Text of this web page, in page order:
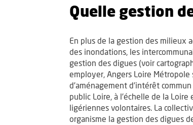
Quelle gestion
En plus de la gestion des milieux
des inondations, les
gestion des digues (voir
employer, Angers Loire Métropole
d’aménagement d’intérêt
public Loire, à l’échelle de la
ligériennes volontaires. La
organisme la gestion des digues